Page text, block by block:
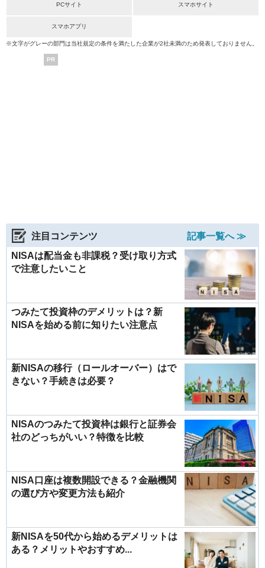
PCサイト スマホサイト
スマホアプリ
※文字がグレーの部門は当社規定の条件を満たした企業が2社未満のため発表しておりません。
PR
注目コンテンツ
記事一覧へ ≫
NISAは配当金も非課税？受け取り方式
で注意したいこと
つみたて投資枠のデメリットは？新
NISAを始める前に知りたい注意点
新NISAの移行（ロールオーバー）はで
きない？手続きは必要？
NISAのつみたて投資枠は銀行と証券会
社のどっちがいい？特徴を比較
NISA口座は複数開設できる？金融機関
の選び方や変更方法も紹介
新NISAを50代から始めるデメリットは
ある？メリットやおすすめ...